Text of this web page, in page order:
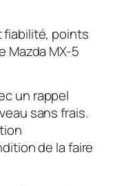
un rappel
sans frais.
de la faire